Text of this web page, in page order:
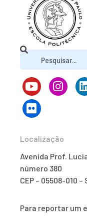
Localização
Avenida Prof.
número 380
CEP – 05508-010 –
Para reportar um